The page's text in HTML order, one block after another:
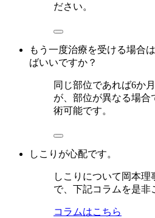
ださい。
もう一度治療を受ける場合
ばいいですか？
同じ部位であれば6か
が、部位が異なる場合
術可能です。
しこりが心配です。
しこりについて岡本
で、下記コラムを是非
コラムはこちら